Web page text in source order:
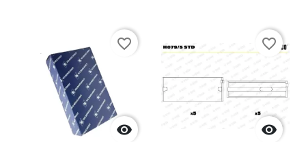

favorite_border

favorite_border